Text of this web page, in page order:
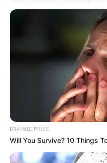
What Happened To The
Them Now
BRAINBERRIES
BRAINBERRIES
Will You Survive? 10 Things